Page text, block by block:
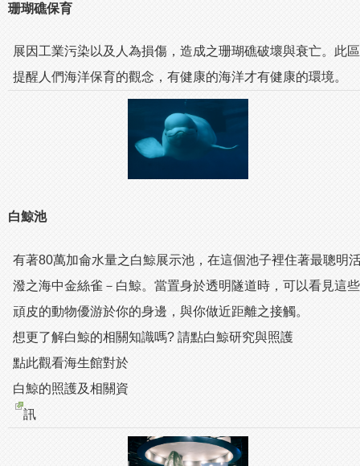
珊瑚礁保育
展因工業污染以及人為損傷，造成之珊瑚礁破壞與衰亡。此區
提醒人們海洋保育的觀念，有健康的海洋才有健康的環境。
白鯨池
有著80萬加侖水量之白鯨展示池，在這個池子裡住著最聰明
潑之海中金絲雀－白鯨。當置身於透明隧道時，可以看見這些
頑皮的動物優游於你的身邊，與你做近距離之接觸。
想更了解白鯨的相關知識嗎? 請點白鯨研究與照護
點此觀看海生館對於
白鯨的照護及相關資
訊